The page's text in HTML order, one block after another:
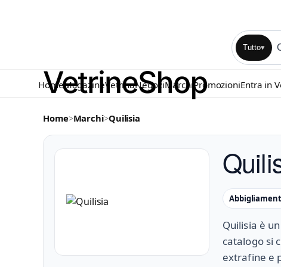
Tutto▾
HomeMagazineVetrinaNegoziMarchi PromozioniEntra in
Home>Marchi>Quilisia
Quilisia è
catalogo si
extrafine e